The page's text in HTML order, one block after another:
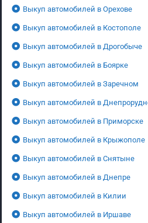
Выкуп автомобилей в Орехове
Выкуп автомобилей в Костополе
Выкуп автомобилей в Дрогобыче
Выкуп автомобилей в Боярке
Выкуп автомобилей в Заречном
Выкуп автомобилей в
Выкуп автомобилей в Приморске
Выкуп автомобилей в Крыжополе
Выкуп автомобилей в Снятыне
Выкуп автомобилей в Днепре
Выкуп автомобилей в Килии
Выкуп автомобилей в Иршаве